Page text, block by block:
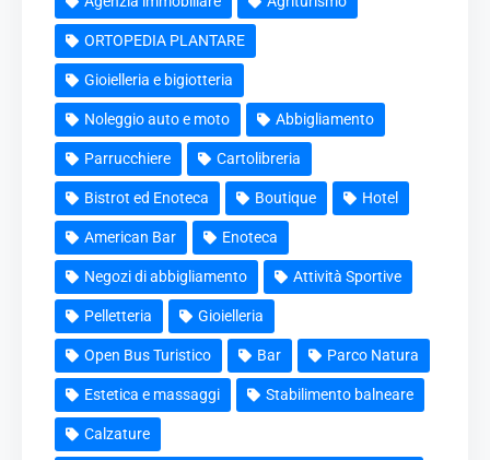
ORTOPEDIA PLANTARE
Gioielleria e bigiotteria
Noleggio auto e moto Abbigliamento
Parrucchiere Cartolibreria
Bistrot ed Enoteca Boutique Hotel
American Bar Enoteca
Negozi di abbigliamento Attività Sportive
Pelletteria Gioielleria
Open Bus Turistico Bar Parco Natura
Estetica e massaggi Stabilimento balneare
Calzature